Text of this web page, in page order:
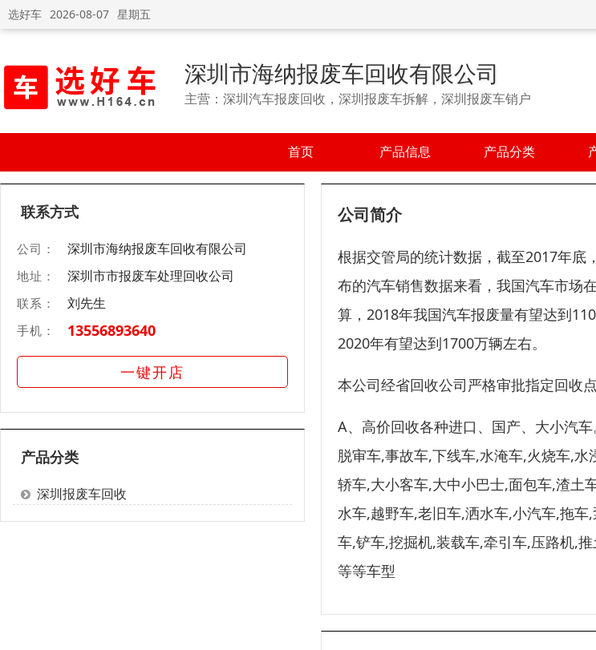
选好车 2026-08-07 星期五
深圳市海纳报废车回收有限公司
主营：深圳汽车报废回收，深圳报废车拆解，深圳报废车销户
首页 产品信息 产品分类
联系方式
公司： 深圳市海纳报废车回收有限公司
地址： 深圳市市报废车处理回收公司
联系： 刘先生
手机： 13556893640
一键开店
产品分类
深圳报废车回收
公司简介
根据交管局的统计数据，截至2017年底
布的汽车销售数据来看，我国汽车市场
算，2018年我国汽车报废量有望达到
2020年有望达到1700万辆左右。
本公司经省回收公司严格审批指定回收
A、高价回收各种进口、国产、大小汽
脱审车,事故车,下线车,水淹车,火烧车,
轿车,大小客车,大中小巴士,面包车,渣土
水车,越野车,老旧车,洒水车,小汽车,拖
车,铲车,挖掘机,装载车,牵引车,压路机,
等等车型